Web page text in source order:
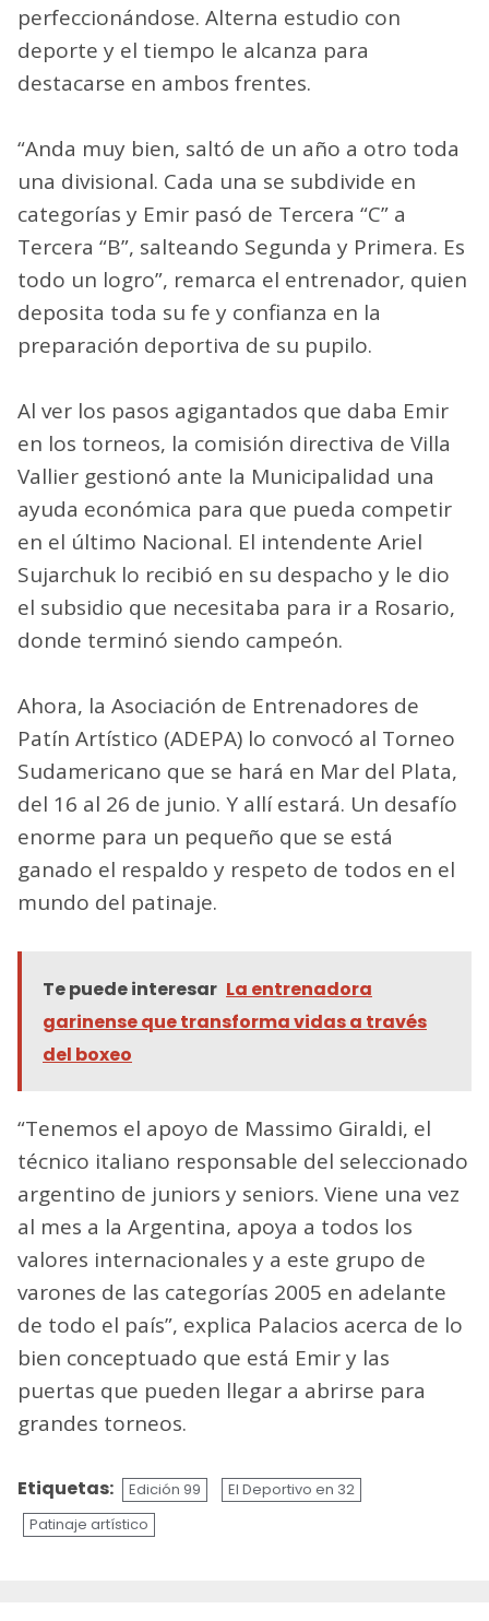
perfeccionándose. Alterna estudio con
deporte y el tiempo le alcanza para
destacarse en ambos frentes.
“Anda muy bien, saltó de un año a otro toda
una divisional. Cada una se subdivide en
categorías y Emir pasó de Tercera “C” a
Tercera “B”, salteando Segunda y Primera. Es
todo un logro”, remarca el entrenador, quien
deposita toda su fe y confianza en la
preparación deportiva de su pupilo.
Al ver los pasos agigantados que daba Emir
en los torneos, la comisión directiva de Villa
Vallier gestionó ante la Municipalidad una
ayuda económica para que pueda competir
en el último Nacional. El intendente Ariel
Sujarchuk lo recibió en su despacho y le dio
el subsidio que necesitaba para ir a Rosario,
donde terminó siendo campeón.
Ahora, la Asociación de Entrenadores de
Patín Artístico (ADEPA) lo convocó al Torneo
Sudamericano que se hará en Mar del Plata,
del 16 al 26 de junio. Y allí estará. Un desafío
enorme para un pequeño que se está
ganado el respaldo y respeto de todos en el
mundo del patinaje.
Te puede interesar La entrenadora
garinense que transforma vidas a través
del boxeo
“Tenemos el apoyo de Massimo Giraldi, el
técnico italiano responsable del seleccionado
argentino de juniors y seniors. Viene una vez
al mes a la Argentina, apoya a todos los
valores internacionales y a este grupo de
varones de las categorías 2005 en adelante
de todo el país”, explica Palacios acerca de lo
bien conceptuado que está Emir y las
puertas que pueden llegar a abrirse para
grandes torneos.
Etiquetas: Edición 99
El Deportivo en 32
Patinaje artístico